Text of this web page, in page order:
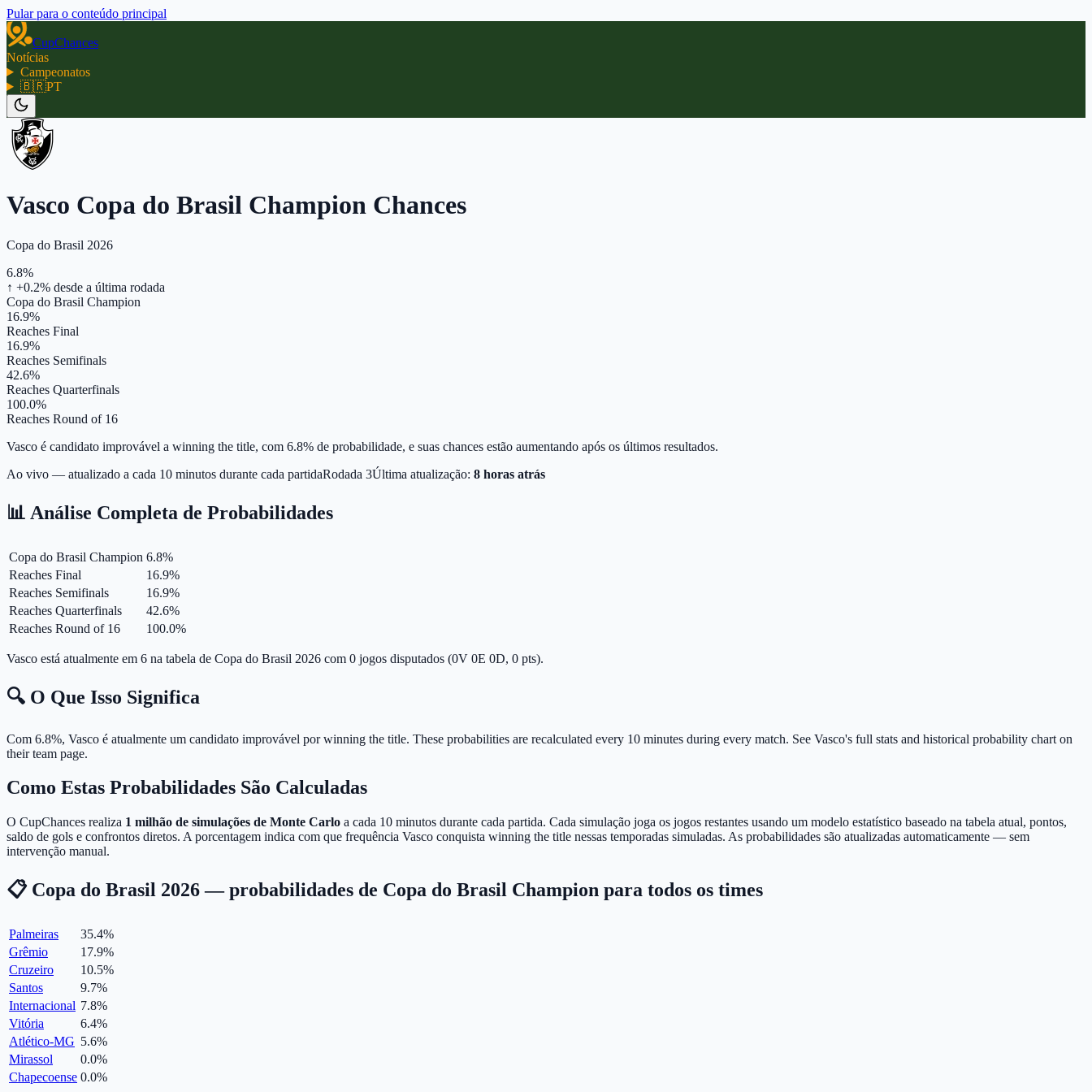
Pular para o conteúdo principal
CupChances
Notícias
Campeonatos
🇧🇷PT
Vasco Copa do Brasil Champion Chances
Copa do Brasil 2026
6.8%
↑ +0.2% desde a última rodada
Copa do Brasil Champion
16.9%
Reaches Final
16.9%
Reaches Semifinals
42.6%
Reaches Quarterfinals
100.0%
Reaches Round of 16
Vasco é candidato improvável a winning the title, com 6.8% de probabilidade, e suas chances estão aumentando após os últimos resultados.
Ao vivo — atualizado a cada 10 minutos durante cada partidaRodada 3Última atualização: 8 horas atrás
📊 Análise Completa de Probabilidades
Copa do Brasil Champion 6.8%
Reaches Final
16.9%
Reaches Semifinals
16.9%
Reaches Quarterfinals
42.6%
Reaches Round of 16
100.0%
Vasco está atualmente em 6 na tabela de Copa do Brasil 2026 com 0 jogos disputados (0V 0E 0D, 0 pts).
🔍 O Que Isso Significa
Com 6.8%, Vasco é atualmente um candidato improvável por winning the title. These probabilities are recalculated every 10 minutes during every match. See Vasco's full stats and historical probability chart on
their team page.
Como Estas Probabilidades São Calculadas
O CupChances realiza 1 milhão de simulações de Monte Carlo a cada 10 minutos durante cada partida. Cada simulação joga os jogos restantes usando um modelo estatístico baseado na tabela atual, pontos,
saldo de gols e confrontos diretos. A porcentagem indica com que frequência Vasco conquista winning the title nessas temporadas simuladas. As probabilidades são atualizadas automaticamente — sem
intervenção manual.
📋 Copa do Brasil 2026 — probabilidades de Copa do Brasil Champion para todos os times
Palmeiras 35.4%
Grêmio
17.9%
Cruzeiro
10.5%
Santos
9.7%
Internacional 7.8%
Vitória
6.4%
Atlético-MG 5.6%
Mirassol
0.0%
Chapecoense 0.0%